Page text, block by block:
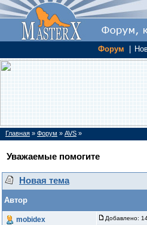
Форум
Главная » Форум » AVS »
Уважаемые помогите
Новая тема
Автор
mobidex Добавлено: